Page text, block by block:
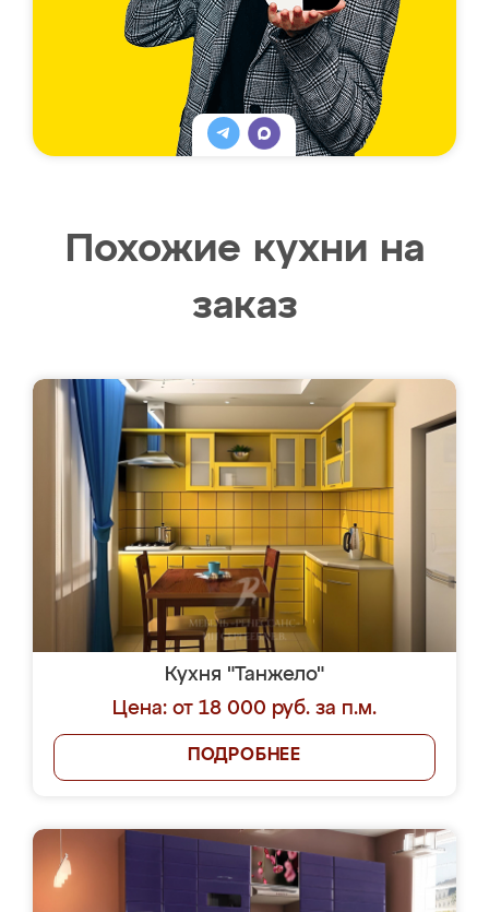
Похожие кухни на
заказ
Кухня "Танжело"
Цена: от 18 000 руб. за п.м.
ПОДРОБНЕЕ